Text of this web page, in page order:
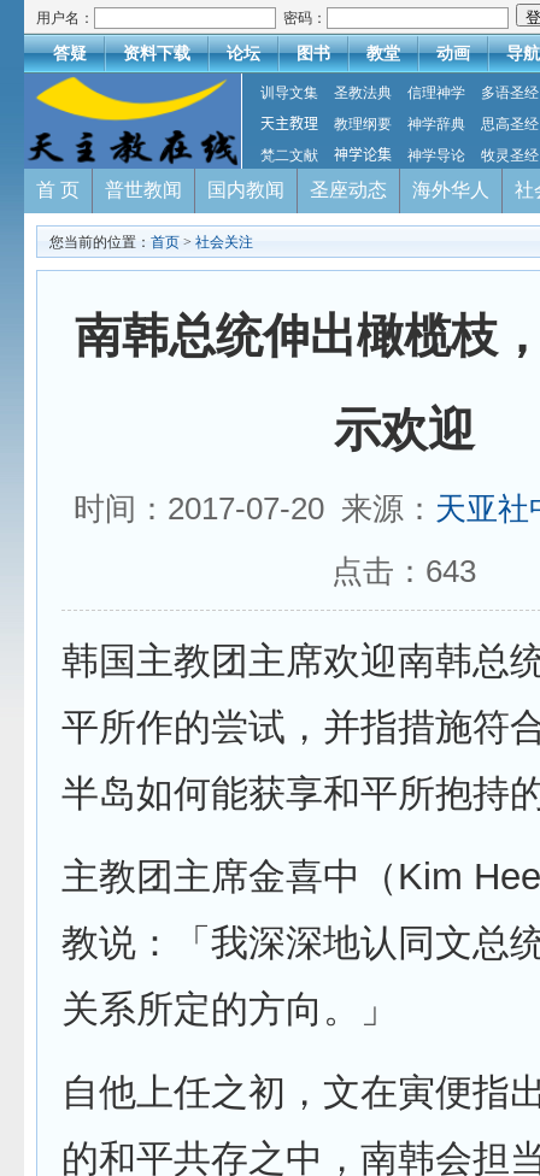
用户名： 密码：
答疑 资料下载 论坛 图书 教堂 动画 导航
训导文集 圣教法典 信理神学
多语圣经
天主教理
教理纲要 神学辞典
思高圣经
梵二文献
神学论集 神学导论 牧灵圣经
首 页 普世教闻 国内教闻 圣座动态 海外华人 社
您当前的位置： 首页 > 社会关注
南韩总统伸出橄榄枝
示欢迎
时间：2017-07-20 来源： 天亚社
点击： 643
韩国主教团主席欢迎南韩总
平所作的尝试，并指措施符
半岛如何能获享和平所抱持
主教团主席金喜中（Kim
教说：「我深深地认同文总
关系所定的方向。」
自他上任之初，文在寅便指
的和平共存之中，南韩会担